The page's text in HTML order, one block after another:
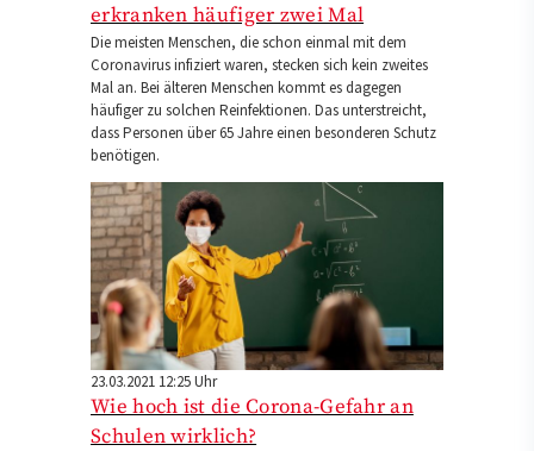
erkranken häufiger zwei Mal
Die meisten Menschen, die schon einmal mit dem
Coronavirus infiziert waren, stecken sich kein zweites
Mal an. Bei älteren Menschen kommt es dagegen
häufiger zu solchen Reinfektionen. Das unterstreicht,
dass Personen über 65 Jahre einen besonderen Schutz
benötigen.
23.03.2021 12:25 Uhr
Wie hoch ist die Corona-Gefahr an
Schulen wirklich?